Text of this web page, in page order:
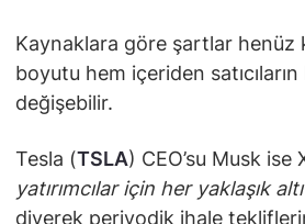
Kaynaklara göre şartlar henüz
boyutu hem içeriden satıcıların
değişebilir.
Tesla (TSLA) CEO’su Musk ise
yatırımcılar için her yaklaşık
diyerek periyodik ihale